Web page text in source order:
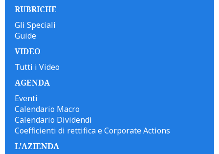
RUBRICHE
Gli Speciali
Guide
VIDEO
Tutti i Video
AGENDA
Eventi
Calendario Macro
Calendario Dividendi
Coefficienti di rettifica e Corporate Actions
L'AZIENDA